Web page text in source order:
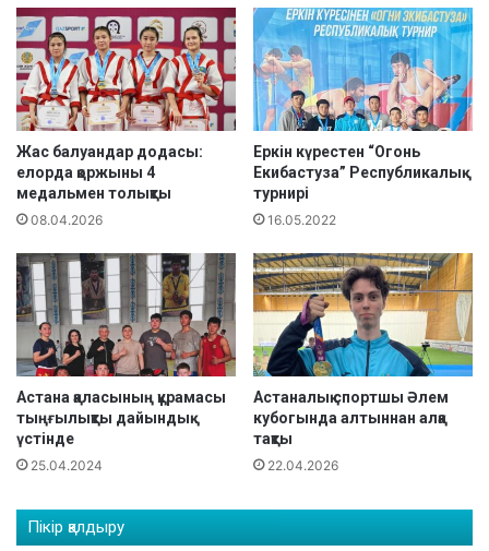
ы
е
с
к
е
а
л
у
ғ
а
р
н
а
л
ғ
а
н
х
а
л
қ
е
т
и
к
а
д
а
н
Қ
а
а
қ
с
а
н
ч
е
м
п
Жас балуандар додасы:
елорда қоржыны 4
медальмен толықты
08.04.2026
Еркін күрестен “Огонь
Екибастуза” Республикалық
турнирі
16.05.2022
Астана қаласының құрамасы
тыңғылықты дайындық
үстінде
25.04.2024
Астаналық спортшы Әлем
кубогында алтыннан алқа
тақты
22.04.2026
Пікір қалдыру